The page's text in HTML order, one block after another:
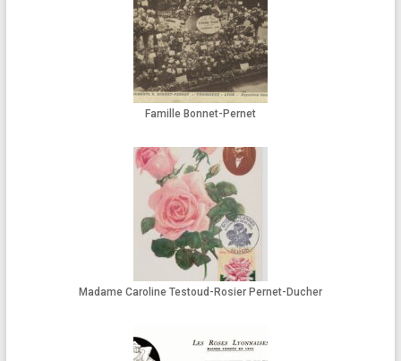
Famille Bonnet-Pernet
Madame Caroline Testoud-Rosier Pernet-Ducher